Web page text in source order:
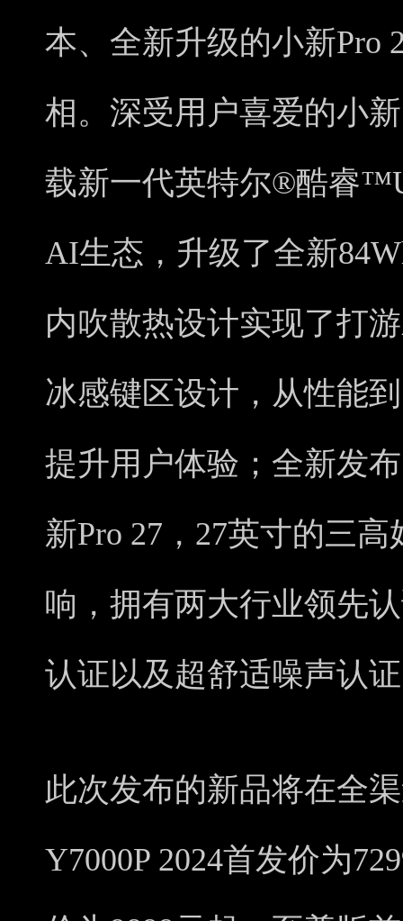
本、全新升级的小新Pro
相。深受用户喜爱的小
载新一代英特尔®酷睿
AI生态，升级了全新
内吹散热设计实现了打
冰感键区设计，从性能
提升用户体验；全新发
新Pro 27，27英寸的三
响，拥有两大行业领先
认证以及超舒适噪声认
此次发布的新品将在全
Y7000P 2024首发价为